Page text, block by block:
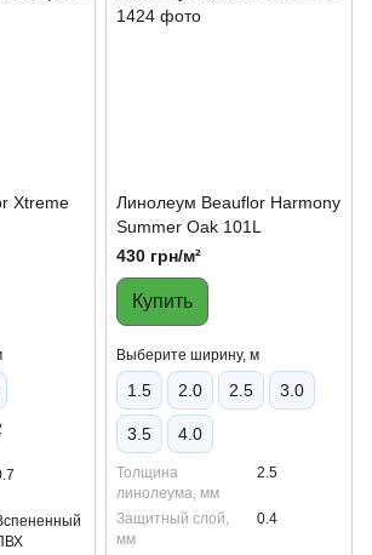
Xtreme
Линолеум Beauflor Harmony
Summer Oak 101L
430 грн/м²
Купить
Выберите ширину, м
1.5 2.0 2.5 3.0
3.5 4.0
Толщина
линолеума, мм
2.5
Защитный слой,
мм
0.4